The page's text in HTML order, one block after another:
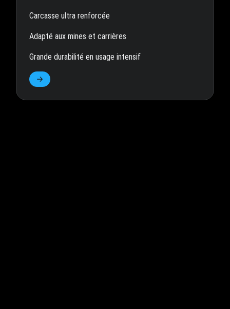
Carcasse ultra renforcée
Adapté aux mines et carrières
Grande durabilité en usage intensif